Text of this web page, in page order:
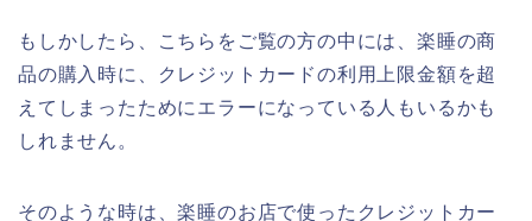
もしかしたら、こちらをご覧の方の中には、楽睡の商
品の購入時に、クレジットカードの利用上限金額を超
えてしまったためにエラーになっている人もいるかも
しれません。
そのような時は、楽睡のお店で使ったクレジットカー